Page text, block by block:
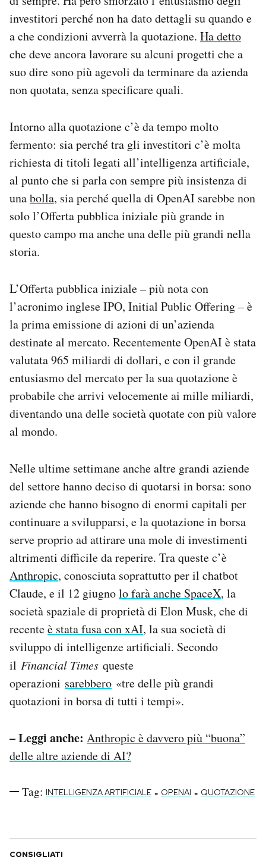
Area Personale
Newsletter
Notifiche mobile
Regala il Post
Hai bisogno di aiuto?
investitori perché non ha dato dettagli su quando e
a che condizioni avverrà la quotazione. Ha detto
che deve ancora lavorare su alcuni progetti che a
suo dire sono più agevoli da terminare da azienda
non quotata, senza specificare quali.
Intorno alla quotazione c’è da tempo molto
fermento: sia perché tra gli investitori c’è molta
richiesta di titoli legati all’intelligenza artificiale,
al punto che si parla con sempre più insistenza di
unabolla, sia perché quella di OpenAI sarebbe non
solo l’Offerta pubblica iniziale più grande in
questo campo ma anche una delle più grandi nella
storia.
L’Offerta pubblica iniziale – più nota con
l’acronimo inglese IPO, Initial Public Offering – è
la prima emissione di azioni di un’azienda
destinate al mercato. Recentemente OpenAI è stata
valutata 965 miliardi di dollari, e con il grande
entusiasmo del mercato per la sua quotazione è
probabile che arrivi velocemente ai mille miliardi,
diventando una delle società quotate con più valore
al mondo.
Nelle ultime settimane anche altre grandi aziende
del settore hanno deciso di quotarsi in borsa: sono
aziende che hanno bisogno di enormi capitali per
continuare a svilupparsi, e la quotazione in borsa
serve proprio ad attirare una mole di investimenti
altrimenti difficile da reperire. Tra queste c’è
Anthropic, conosciuta soprattutto per il chatbot
Claude, e il 12 giugnolo farà anche SpaceX, la
società spaziale di proprietà di Elon Musk, che di
recenteè stata fusa con xAI, la sua società di
sviluppo di intelligenze artificiali. Secondo
il Financial Times queste
operazioni sarebbero «tre delle più grandi
quotazioni in borsa di tutti i tempi».
– Leggi anche: Anthropic è davvero più “buona”
delle altre aziende di AI?
Tag: INTELLIGENZA ARTIFICIALE - OPENAI - QUOTAZIONE
CONSIGLIATI